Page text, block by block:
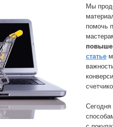
Мы
помочь
статье